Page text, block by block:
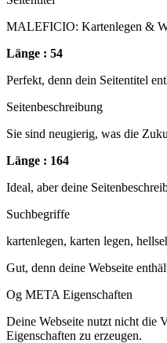
MALEFICIO: Kartenlegen &
Länge : 54
Perfekt, denn dein Seitentitel
Seitenbeschreibung
Sie sind neugierig, was die
Länge : 164
Ideal, aber deine
Suchbegriffe
kartenlegen, karten legen,
Gut, denn deine Webseite
Og META Eigenschaften
Deine Webseite nutzt nicht die
Eigenschaften zu erzeugen.